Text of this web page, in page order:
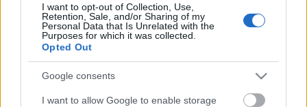
I want to opt-out of Collection, Use,
Retention, Sale, and/or Sharing of my
Personal Data that Is Unrelated with the
Purposes for which it was collected.
Opted Out
Google consents
I want to allow Google to enable storage
Az esten opera és operett részletek segítségével
bemutatják a Salle Favart néven is ismert színház
történelmét, olyan híres operaénekesek
előadásában, mint Anna Caterina Antonacci, Sabine
Devieilhe, Julie Fuchs, Patrica Petibon, Frédéric
Antoun és Stéphane Degout. Az estet Michel Fau